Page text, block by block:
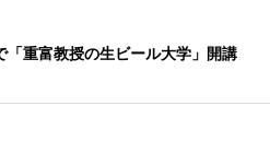
「重富教授の生ビール大学」開講